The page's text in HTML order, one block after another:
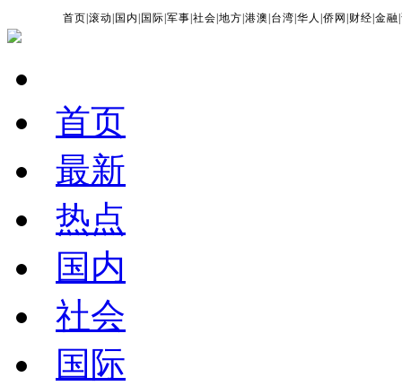
首页 |滚动 国内 国际 |军事 |社会 |地方 |港澳 台湾 |华人 |侨网 财经 |金融 |
首页
最新
热点
国内
社会
国际